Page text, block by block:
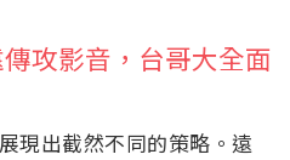
攻影音，台哥大全面
現出截然不同的策略。遠